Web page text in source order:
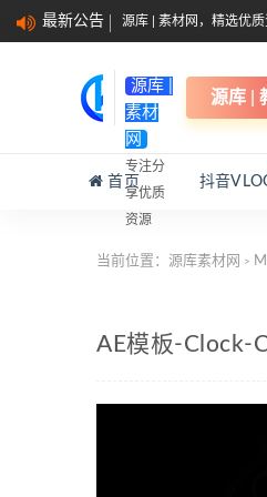
最新公告 源库 | 素材网，精选优质
源库 |
素材
网
专注分
享优质
资源
源库 |
首页 抖音
当前位置： 源库素材网 >
AE模板-Clock-